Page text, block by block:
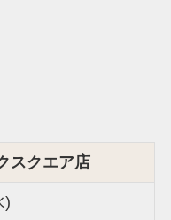
スクエア店
)